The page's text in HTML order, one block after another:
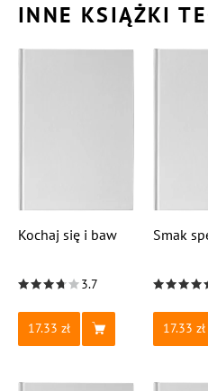
INNE KSIĄŻKI
Kochaj się i baw
3.7
17.33
Smak
17.33